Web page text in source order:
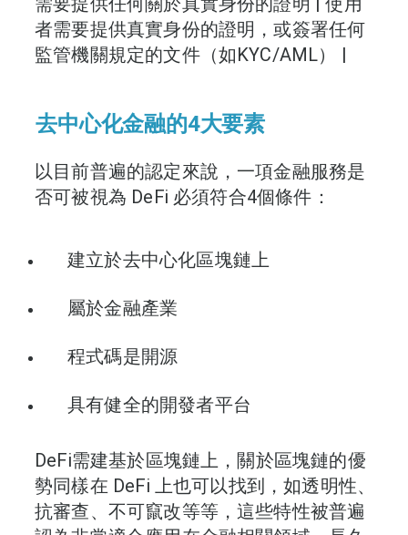
者需要提供真實身份的證明，或簽署任何
監管機關規定的文件（如KYC/AML） |
去中心化金融的4大要素
以目前普遍的認定來說，一項金融服務是
否可被視為 DeFi 必須符合4個條件：
建立於去中心化區塊鏈上
屬於金融產業
程式碼是開源
具有健全的開發者平台
DeFi需建基於區塊鏈上，關於區塊鏈的優
勢同樣在 DeFi 上也可以找到，如透明性、
抗審查、不可竄改等等，這些特性被普遍